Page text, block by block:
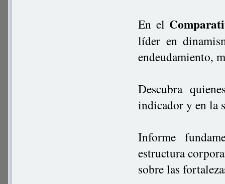
En el
líder en
endeudamiento,
Descubra
indicador y en la
Informe
estructura
sobre las